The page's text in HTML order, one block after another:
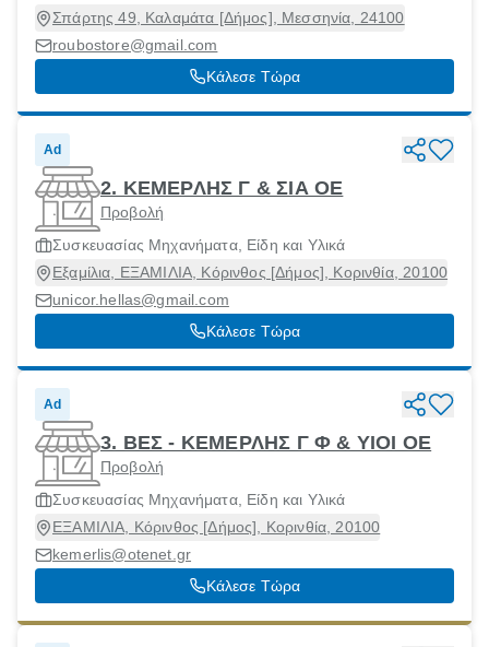
Σπάρτης 49, Καλαμάτα [Δήμος], Μεσσηνία, 24100
roubostore@gmail.com
Κάλεσε Τώρα
Ad
2. ΚΕΜΕΡΛΗΣ Γ & ΣΙΑ ΟΕ
Προβολή
Συσκευασίας Μηχανήματα, Είδη και Υλικά
Εξαμίλια, ΕΞΑΜΙΛΙΑ, Κόρινθος [Δήμος], Κορινθία, 20100
unicor.hellas@gmail.com
Κάλεσε Τώρα
Ad
3. ΒΕΣ - ΚΕΜΕΡΛΗΣ Γ Φ & ΥΙΟΙ ΟΕ
Προβολή
Συσκευασίας Μηχανήματα, Είδη και Υλικά
ΕΞΑΜΙΛΙΑ, Κόρινθος [Δήμος], Κορινθία, 20100
kemerlis@otenet.gr
Κάλεσε Τώρα